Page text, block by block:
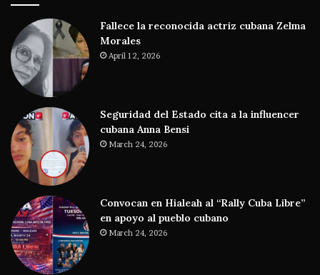
Fallece la reconocida actriz cubana Zelma
Morales
April 12, 2026
Seguridad del Estado cita a la influencer
cubana Anna Bensi
March 24, 2026
Convocan en Hialeah al “Rally Cuba Libre”
en apoyo al pueblo cubano
March 24, 2026